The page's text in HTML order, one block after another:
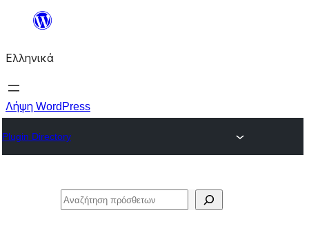
Μετάβαση
περιεχόμενο
Ελληνικά
Λήψη WordPress
Plugin Directory
Αναζήτηση